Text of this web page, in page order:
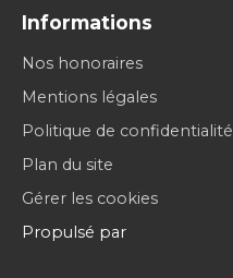
Informations
Nos honoraires
Mentions légales
Politique de confidentialité
Plan du site
Gérer les cookies
Propulsé par